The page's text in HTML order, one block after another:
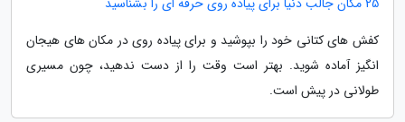
کفش های کتانی خود را بپوشید و برای پیاده روی در مکان های هیجان
انگیز آماده شوید. بهتر است وقت را از دست ندهید، چون مسیری
طولانی در پیش است.